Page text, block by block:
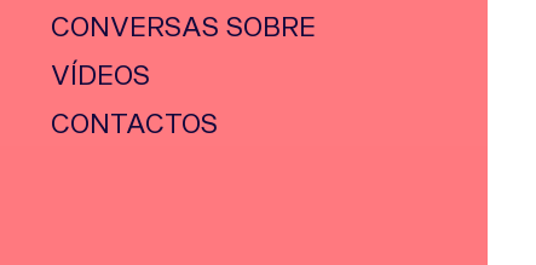
CONVERSAS SOBRE
VÍDEOS
CONTACTOS